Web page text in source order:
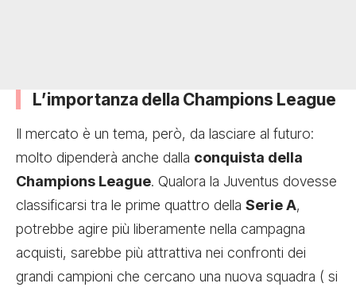
L’importanza della Champions League
Il mercato è un tema, però, da lasciare al futuro:
molto dipenderà anche dalla conquista della
Champions League. Qualora la Juventus dovesse
classificarsi tra le prime quattro della Serie A,
potrebbe agire più liberamente nella campagna
acquisti, sarebbe più attrattiva nei confronti dei
grandi campioni che cercano una nuova squadra ( si